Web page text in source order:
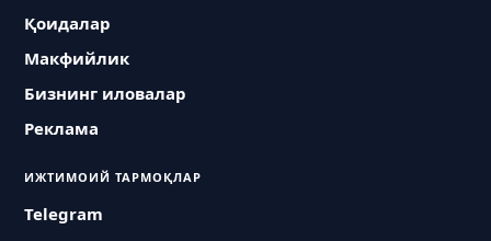
Қоидалар
Макфийлик
Бизнинг иловалар
Реклама
ИЖТИМОИЙ ТАРМОҚЛАР
Telegram